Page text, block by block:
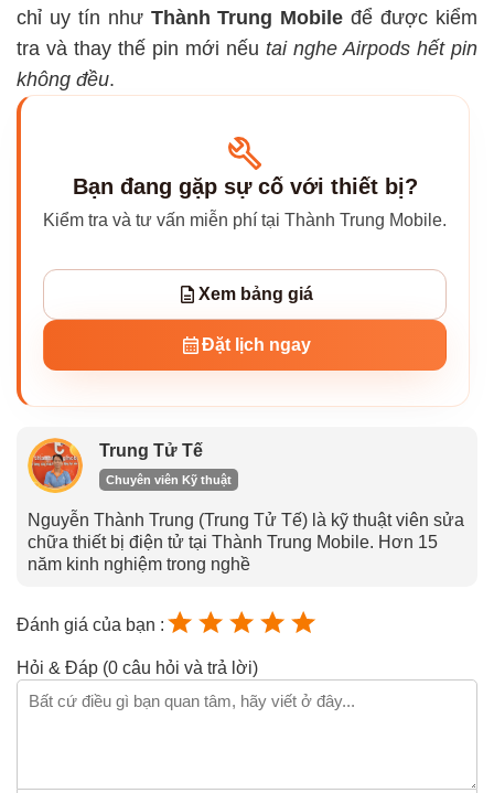
chỉ uy tín như Thành Trung Mobile để được kiểm
tra và thay thế pin mới nếu tai nghe Airpods hết pin
không đều.
Bạn đang gặp sự cố với thiết bị?
Kiểm tra và tư vấn miễn phí tại Thành Trung Mobile.
Xem bảng giá
Đặt lịch ngay
Trung Tử Tế
Chuyên viên Kỹ thuật
Nguyễn Thành Trung (Trung Tử Tế) là kỹ thuật viên sửa
chữa thiết bị điện tử tại Thành Trung Mobile. Hơn 15
năm kinh nghiệm trong nghề
Đánh giá của bạn :
Hỏi & Đáp (0 câu hỏi và trả lời)